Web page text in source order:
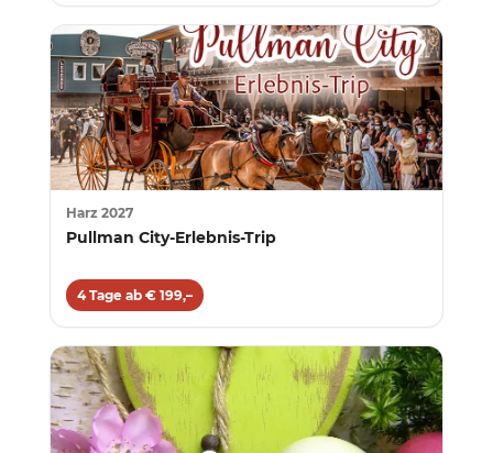
Harz 2027
Pullman City-Erlebnis-Trip
4 Tage ab € 199,–